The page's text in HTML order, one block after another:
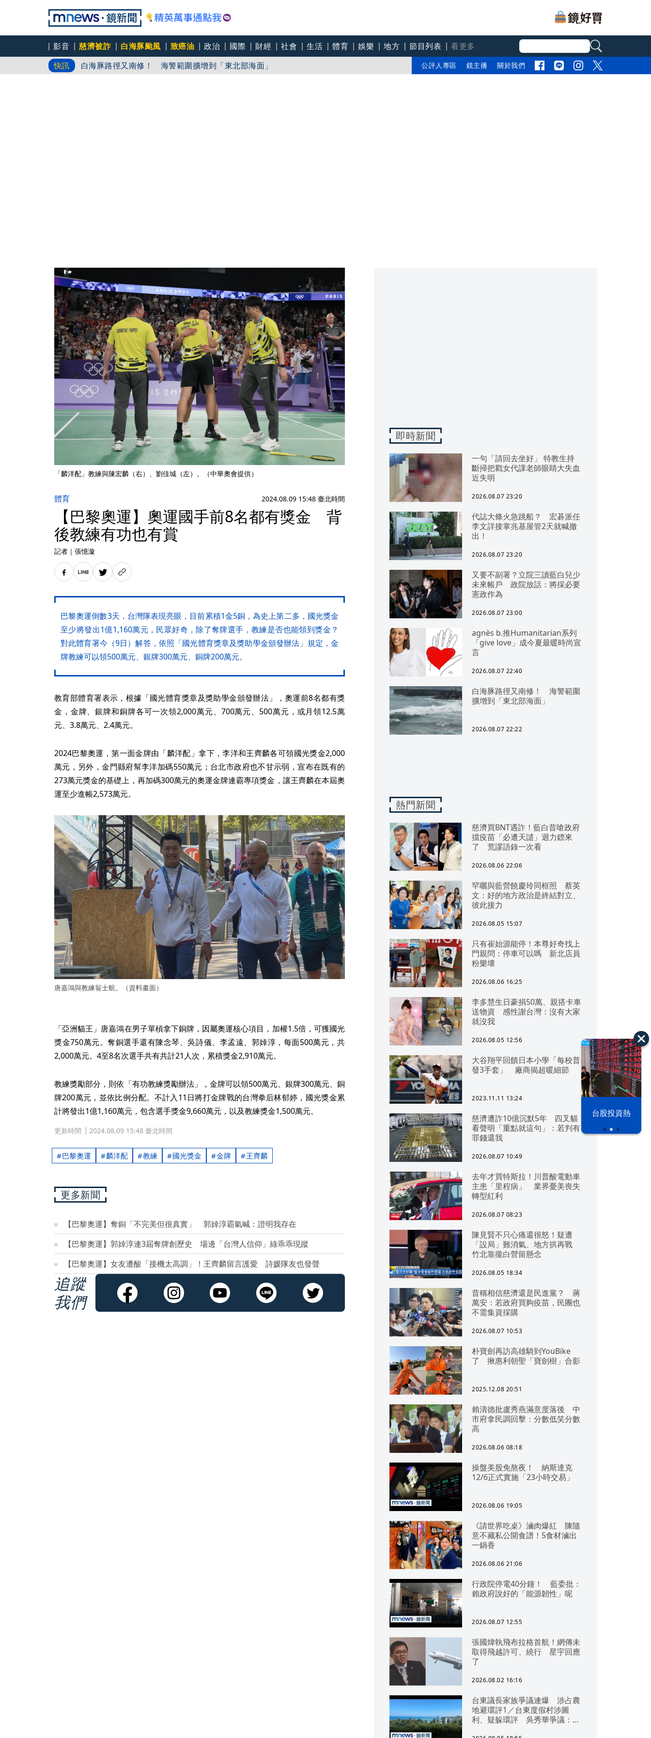
影音 慈濟被詐 白海豚颱風 致癌油 政治 國際 財經 社會 生活 體育 娛樂 地方 節目列表
看更多
快訊
白海豚路徑又南修！ 海警範圍擴增到「東北部海面」
慈濟挨詐十億／綠批抹黑「欠陳時中一個道歉」 柯志恩反嗆：比病毒還要毒
公評人專區 鏡主播 關於我們
漢光42演習 台股投資熱
「麟洋配」教練與陳宏麟（右）、劉佳城（左）。（中華奧會提供）
體育 2024.08.09 15:48 臺北時間
【巴黎奧運】奧運國手前8名都有獎金 背
後教練有功也有賞
記者 ｜ 張憶漩
巴黎奧運倒數3天，台灣隊表現亮眼，目前累積1金5銅，為史上第二多，國光獎金
至少將發出1億1,160萬元，民眾好奇，除了奪牌選手，教練是否也能領到獎金？
對此體育署今（9日）解答，依照「國光體育獎章及獎助學金頒發辦法」規定，金
牌教練可以領500萬元、銀牌300萬元、銅牌200萬元。
教育部體育署表示，根據「國光體育獎章及獎助學金頒發辦法」，奧運前8名都有獎
金，金牌、銀牌和銅牌各可一次領2,000萬元、700萬元、500萬元，或月領12.5萬
元、3.8萬元、2.4萬元。
2024巴黎奧運，第一面金牌由「麟洋配」拿下，李洋和王齊麟各可領國光獎金2,000
萬元，另外，金門縣府幫李洋加碼550萬元；台北市政府也不甘示弱，宣布在既有的
273萬元獎金的基礎上，再加碼300萬元的奧運金牌連霸專項獎金，讓王齊麟在本屆奧
運至少進帳2,573萬元。
唐嘉鴻與教練翁士航。（資料畫面）
「亞洲貓王」唐嘉鴻在男子單槓拿下銅牌，因屬奧運核心項目，加權1.5倍，可獲國光
獎金750萬元。奪銅選手還有陳念琴、吳詩儀、李孟遠、郭婞淳，每面500萬元，共
2,000萬元。4至8名次選手共有共計21人次，累積獎金2,910萬元。
教練獎勵部分，則依「有功教練獎勵辦法」，金牌可以領500萬元、銀牌300萬元、銅
牌200萬元，並依比例分配。不計入11日將打金牌戰的台灣拳后林郁婷，國光獎金累
計將發出1億1,160萬元，包含選手獎金9,660萬元，以及教練獎金1,500萬元。
更新時間 2024.08.09 15:48 臺北時間
巴黎奧運 麟洋配 教練 國光獎金 金牌 王齊麟
更多新聞
【巴黎奧運】奪銅「不完美但很真實」 郭婞淳霸氣喊：證明我存在
【巴黎奧運】郭婞淳連3屆奪牌創歷史 場邊「台灣人信仰」綠乖乖現蹤
【巴黎奧運】女友遭酸「接機太高調」！王齊麟留言護愛 詩媛隊友也發聲
追蹤
我們
即時新聞
一句「請回去坐好」 特教生持
斷掃把戳女代課老師眼睛大失血
近失明
2026.08.07 23:20
代誌大條火急跳船？ 宏碁派任
李文詳接掌兆基屋管2天就喊撤
出！
2026.08.07 23:20
又要不副署？立院三讀藍白兒少
未來帳戶 政院放話：將採必要
憲政作為
2026.08.07 23:00
agnès b.推Humanitarian系列
「give love」成今夏最暖時尚宣
言
2026.08.07 22:40
白海豚路徑又南修！ 海警範圍
擴增到「東北部海面」
2026.08.07 22:22
熱門新聞
慈濟買BNT遇詐！藍白昔嗆政府
擋疫苗「必遭天譴」迴力鏢來
了 荒謬語錄一次看
2026.08.06 22:06
罕曬與藍營饒慶玲同框照 蔡英
文：好的地方政治是終結對立、
彼此接力
2026.08.05 15:07
只有崔始源能停！本尊好奇找上
門親問：停車可以嗎 新北店員
粉樂壞
2026.08.06 16:25
李多慧生日豪捐50萬、親搭卡車
送物資 感性謝台灣：沒有大家
就沒我
2026.08.05 12:56
大谷翔平回饋日本小學「每校普
發3手套」 廠商揭超暖細節
2023.11.11 13:24
慈濟遭詐10億沉默5年 四叉貓
看聲明「重點就這句」：若判有
罪錢還我
2026.08.07 10:49
去年才買特斯拉！川普酸電動車
主患「里程病」 業界憂美喪失
轉型紅利
2026.08.07 08:23
陳見賢不只心痛還很怒！疑遭
「設局」難消氣、地方拱再戰
竹北靠攏白營留懸念
2026.08.05 18:34
昔稱相信慈濟還是民進黨？ 蔣
萬安：若政府買夠疫苗，民團也
不需集資採購
2026.08.07 10:53
朴寶劍再訪高雄騎到YouBike
了 揪惠利朝聖「寶劍樹」合影
2025.12.08 20:51
賴清德批盧秀燕滿意度落後 中
市府拿民調回擊：分數低笑分數
高
2026.08.06 08:18
操盤美股免熬夜！ 納斯達克
12/6正式實施「23小時交易」
2026.08.06 19:05
《請世界吃桌》滷肉爆紅 陳隨
意不藏私公開食譜！5食材滷出
一鍋香
2026.08.06 21:06
行政院停電40分鐘！ 藍委批：
賴政府說好的「能源韌性」呢
2026.08.07 12:55
張國煒執飛布拉格首航！網傳未
取得飛越許可、繞行 星宇回應
了
2026.08.02 16:16
台東議長家族爭議連爆 涉占農
地避環評1／台東度假村涉圖
利、疑躲環評 吳秀華爭議：概